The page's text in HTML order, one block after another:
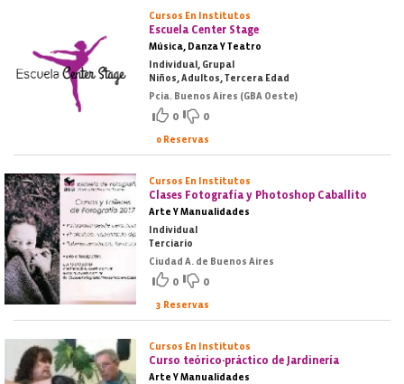
Cursos En Institutos
Escuela Center Stage
Música, Danza Y Teatro
Individual, Grupal
Niños, Adultos, Tercera Edad
Pcia. Buenos Aires (GBA Oeste)
0 0
0 Reservas
Cursos En Institutos
Clases Fotografía y Photoshop Caballito
Arte Y Manualidades
Individual
Terciario
Ciudad A. de Buenos Aires
0 0
3 Reservas
Cursos En Institutos
Curso teórico-práctico de Jardinería
Arte Y Manualidades